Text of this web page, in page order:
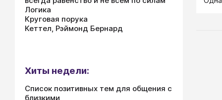
Логика
Круговая порука
Кеттел, Рэймонд Бернард
Хиты недели:
Список позитивных тем для общения с
близкими